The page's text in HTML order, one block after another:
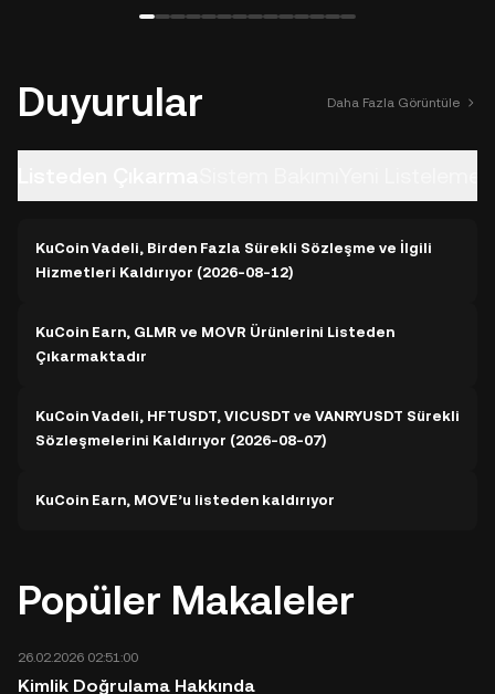
Duyurular Daha Fazla Görüntüle
KuCoin Vadeli, Birden Fazla Sürekli Sözleşme ve İlgili
Hizmetleri Kaldırıyor (2026-08-12)
KuCoin Earn, GLMR ve MOVR Ürünlerini Listeden
Çıkarmaktadır
KuCoin Vadeli, HFTUSDT, VICUSDT ve VANRYUSDT Sürekli
Sözleşmelerini Kaldırıyor (2026-08-07)
KuCoin Earn, MOVE’u listeden kaldırıyor
Popüler Makaleler
26.02.2026 02:51:00
Kimlik Doğrulama Hakkında